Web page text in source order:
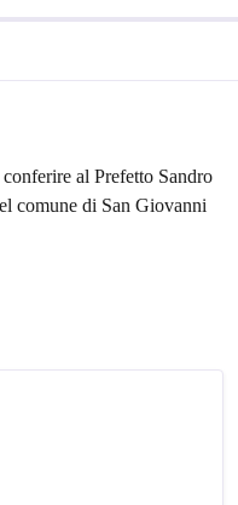
al Prefetto Sandro
comune di San Giovanni